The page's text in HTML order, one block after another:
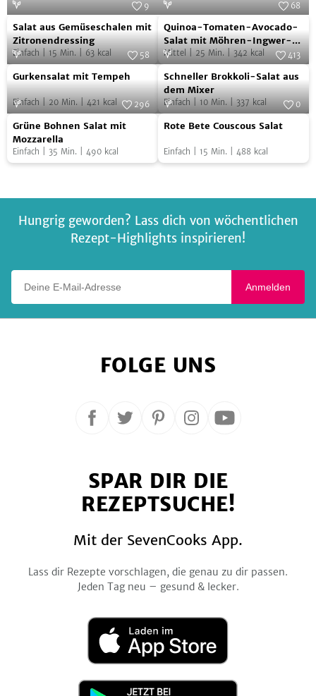
Salat
aus
Gemüseschalen
mit
Zitronendressing
Foto: Kunstmann Verlag
9
Salat aus Gemüseschalen mit
Zitronendressing
Einfach 15 Min. 63 kcal
Quinoa-
Tomaten-
Avocado-
Salat
mit
Möhren-
Ingwer-
Foto: Justin P. Moore/Ventil Verlag
68
Quinoa-Tomaten-Avocado-
Salat mit Möhren-Ingwer-
Dressing
Mittel 25 Min. 342 kcal
Gurkensalat
mit
Tempeh
Lisa Lindner
58
Gurkensalat mit Tempeh
Einfach 20 Min. 421 kcal
Schneller
Brokkoli-
Salat
aus
Mixer
Foto: SevenCooks
413
Schneller Brokkoli-Salat aus
dem Mixer
Einfach 10 Min. 337 kcal
Grüne
Bohnen
Salat
Foto: SevenCooks
296
Grüne Bohnen Salat mit
Mozzarella
Einfach 35 Min. 490 kcal
Rote
Couscous
SevenCooks
0
Rote Bete Couscous Salat
Einfach 15 Min. 488 kcal
Hungrig geworden? Lass dich von wöchentlichen
Rezept-Highlights inspirieren!
Anmelden
FOLGE UNS
Folge
Facebook
Folge
Twitter
Folge
Pinterest
Folge
Instagram
Folge
YouTube
SPAR DIR DIE
REZEPTSUCHE!
Mit der SevenCooks App.
Lass dir Rezepte vorschlagen, die genau zu dir passen.
Jeden Tag neu – gesund & lecker.
Laden
im
App
Jetzt